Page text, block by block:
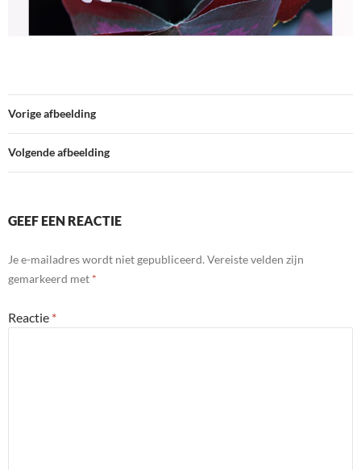
Vorige afbeelding
Volgende afbeelding
GEEF EEN REACTIE
Je e-mailadres wordt niet gepubliceerd.Vereiste velden zijn
gemarkeerd met *
Reactie *